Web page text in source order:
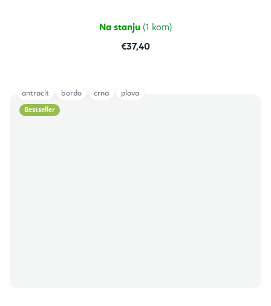
zvjezdica.
Na stanju (1 kom)
€37,40
Bestseller
antracit bordo crna plava